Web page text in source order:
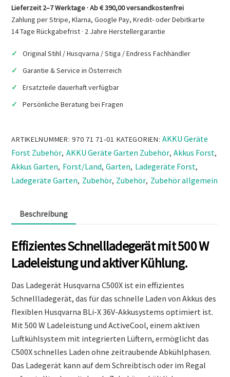
C500X
Schnellladegerät
Menge
Lieferzeit 2–7 Werktage · Ab € 390,00 versandkostenfrei
Zahlung per Stripe, Klarna, Google Pay, Kredit- oder Debitkarte
14 Tage Rückgabefrist · 2 Jahre Herstellergarantie
Original Stihl / Husqvarna / Stiga / Endress Fachhändler
Garantie & Service in Österreich
Ersatzteile dauerhaft verfügbar
Persönliche Beratung bei Fragen
ARTIKELNUMMER:970 71 71‑01 KATEGORIEN:AKKU Geräte
Forst Zubehör, AKKU Geräte Garten Zubehör,Akkus Forst,
Akkus Garten, Forst/Land,Garten, Ladegeräte Forst,
Ladegeräte Garten, Zubehör, Zubehör, Zubehör allgemein
Beschreibung
Effizientes Schnellladegerät mit 500 W
Ladeleistung und aktiver Kühlung.
Das Ladegerät Husqvarna C500X ist ein effizientes
Schnellladegerät, das für das schnelle Laden von Akkus des
flexiblen Husqvarna BLi-X 36V-Akkusystems optimiert ist.
Mit 500 W Ladeleistung und ActiveCool, einem aktiven
Luftkühlsystem mit integrierten Lüftern, ermöglicht das
C500X schnelles Laden ohne zeitraubende Abkühlphasen.
Das Ladegerät kann auf dem Schreibtisch oder im Regal